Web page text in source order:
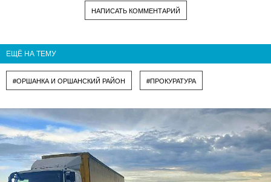
НАПИСАТЬ КОММЕНТАРИЙ
ЕЩЁ НА ТЕМУ
#ОРШАНКА И ОРШАНСКИЙ РАЙОН #ПРОКУРАТУРА